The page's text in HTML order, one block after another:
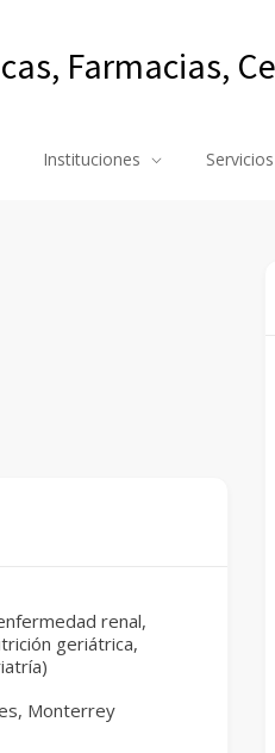
Farmacias,
Instituciones Servicios
renal,
geriátrica,
Monterrey